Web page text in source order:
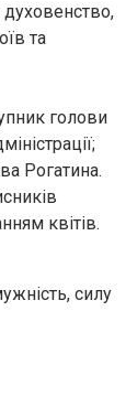
духовенство,
та
голови
Рогатина.
квітів.
силу